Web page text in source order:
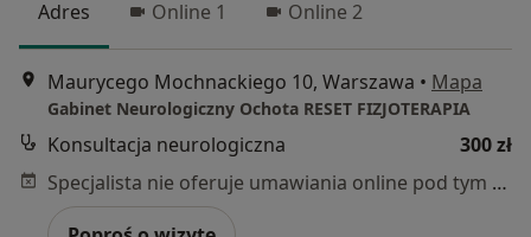
Adres Online 1 Online 2
Maurycego Mochnackiego 10, Warszawa • Mapa
Gabinet Neurologiczny Ochota RESET FIZJOTERAPIA
Konsultacja neurologiczna
300 zł
Specjalista nie oferuje umawiania online pod tym adresem.